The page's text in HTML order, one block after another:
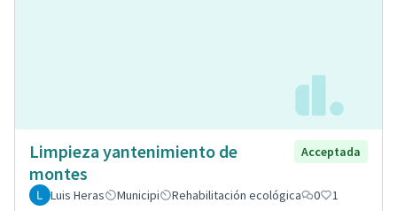
Limpieza yantenimiento de
montes
Acceptada
Luis Heras Municipi Rehabilitación ecológica 0 1